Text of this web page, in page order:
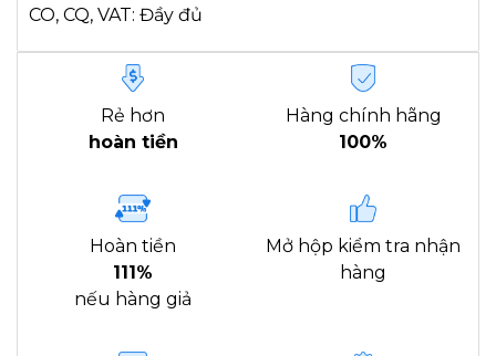
CO, CQ, VAT: Đầy đủ
Rẻ hơn
hoàn tiền
Hàng chính hãng
100%
Hoàn tiền
111%
nếu hàng giả
Mở hộp kiểm tra nhận
hàng